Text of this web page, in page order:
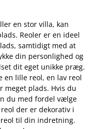
en stor villa, kan
Reoler er en ideel
samtidigt med at
din personlighed og
dit eget unikke præg.
en lille reol, en lav reol
meget plads. Hvis du
du med fordel vælge
der er dekorativ i
til din indretning.